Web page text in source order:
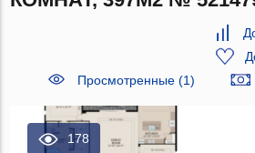
Просмотренные (1)
178